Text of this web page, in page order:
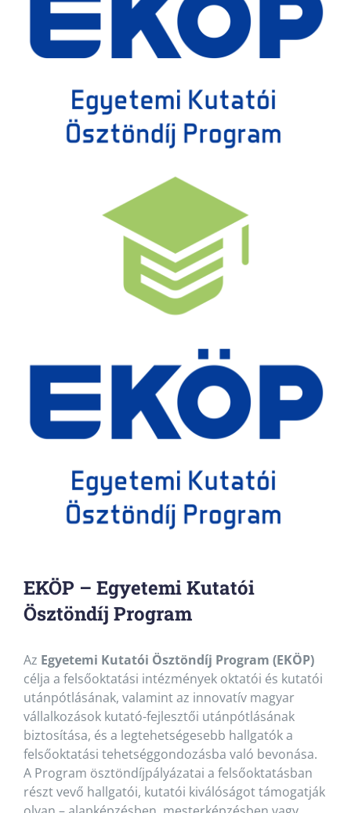
EKÖP – Egyetemi Kutatói
Ösztöndíj Program
Az Egyetemi Kutatói Ösztöndíj Program (EKÖP)
célja a felsőoktatási intézmények oktatói és kutatói
utánpótlásának, valamint az innovatív magyar
vállalkozások kutató-fejlesztői utánpótlásának
biztosítása, és a legtehetségesebb hallgatók a
felsőoktatási tehetséggondozásba való bevonása.
A Program ösztöndíjpályázatai a felsőoktatásban
részt vevő hallgatói, kutatói kiválóságot támogatják